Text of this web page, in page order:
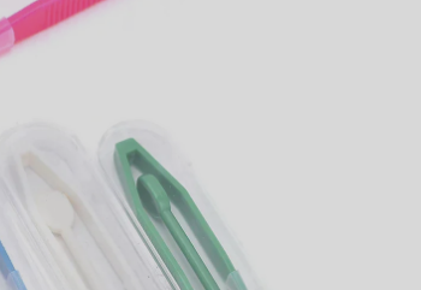
Whatsapp עם כל שאלה או בעיה.